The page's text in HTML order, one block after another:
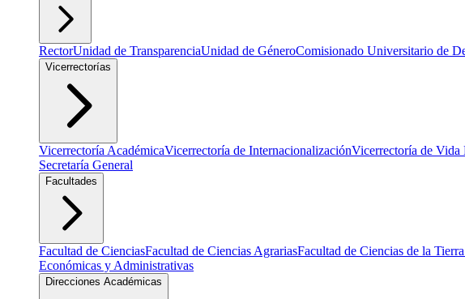
RectorUnidad de TransparenciaUnidad de GéneroComisionado Universitario de
Vicerrectorías
Vicerrectoría AcadémicaVicerrectoría de InternacionalizaciónVicerrectoría de Vida
Secretaría General
Facultades
Facultad de CienciasFacultad de Ciencias AgrariasFacultad de Ciencias de la
Económicas y Administrativas
Direcciones Académicas